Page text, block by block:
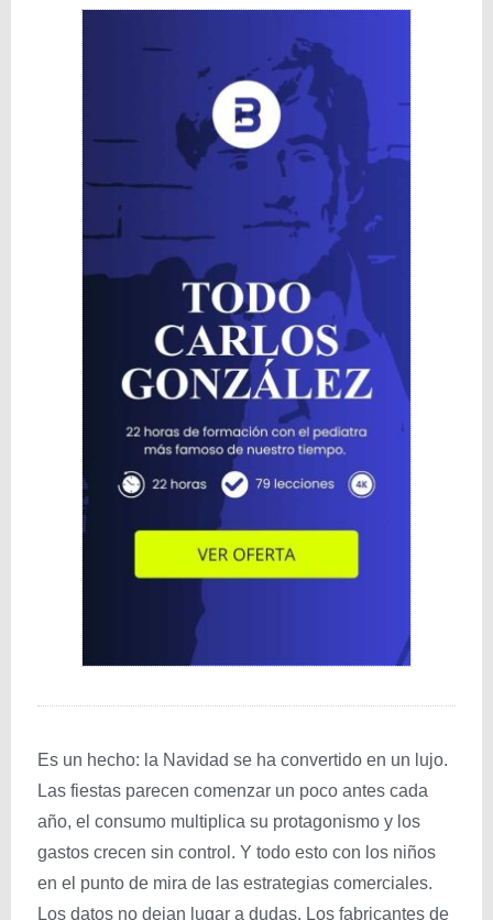
Es un hecho: la Navidad se ha convertido en un lujo.
Las fiestas parecen comenzar un poco antes cada
año, el consumo multiplica su protagonismo y los
gastos crecen sin control. Y todo esto con los niños
en el punto de mira de las estrategias comerciales.
Los datos no dejan lugar a dudas. Los fabricantes de